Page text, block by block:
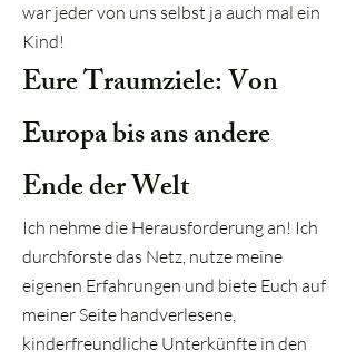
war jeder von uns selbst ja auch mal ein
Kind!
Eure Traumziele: Von
Europa bis ans andere
Ende der Welt
Ich nehme die Herausforderung an! Ich
durchforste das Netz, nutze meine
eigenen Erfahrungen und biete Euch auf
meiner Seite handverlesene,
kinderfreundliche Unterkünfte in den